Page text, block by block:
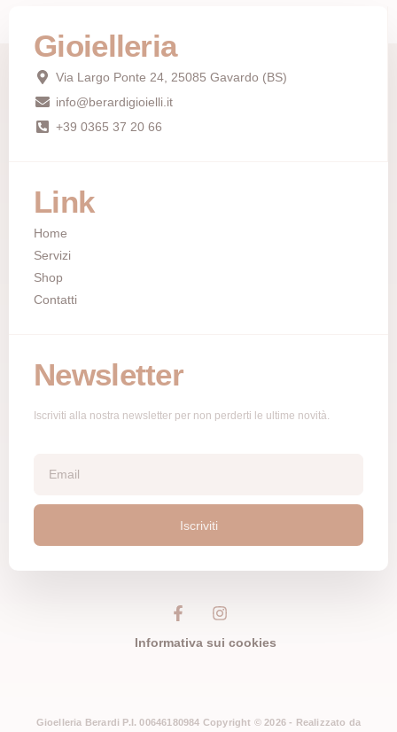
Gioielleria
Via Largo Ponte 24, 25085 Gavardo (BS)
info@berardigioielli.it
+39 0365 37 20 66
Link
Home
Servizi
Shop
Contatti
Newsletter
Iscriviti alla nostra newsletter per non perderti le ultime novità.
Iscriviti
Informativa sui cookies
Gioelleria Berardi P.I. 00646180984 Copyright © 2026 - Realizzato da